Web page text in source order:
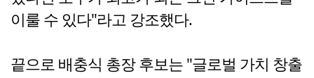
이룰 수 있다"라고 강조했다.
끝으로 배충식 총장 후보는 "글로벌 가치 창출